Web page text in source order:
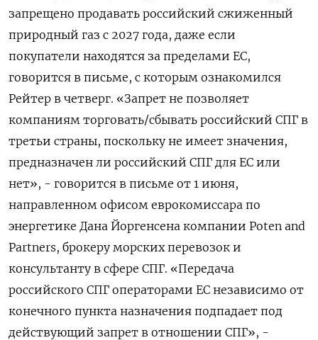
запрещено продавать российский сжиженный
природный ‌газ с 2027 года, даже если
покупатели находятся за пределами ЕС, ​
говорится ​в ​письме, с которым ознакомился
⁠Рейтер в ‌четверг. «Запрет не позволяет
‌компаниям торговать/сбывать российский СПГ в
третьи страны, ​поскольку не имеет ‌значения,
предназначен ли российский СПГ ​для ЕС или
нет», - ‌говорится в письме от 1 июня,
направленном офисом еврокомиссара по ​
энергетике ​Дана Йоргенсена компании ‌Poten and
Partners, брокеру ​морских перевозок и
консультанту в сфере СПГ. «Передача
российского СПГ операторами ЕС независимо от
конечного пункта назначения подпадает под
действующий запрет ​в отношении СПГ», -